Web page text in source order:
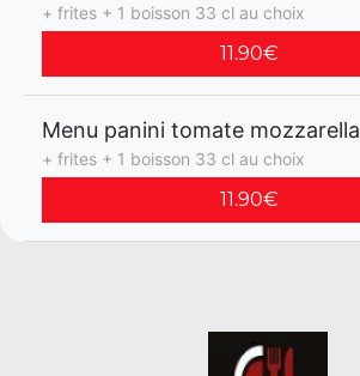
+ frites + 1 boisson 33 cl au choix
11.90€
Menu panini tomate mozzarella
+ frites + 1 boisson 33 cl au choix
11.90€